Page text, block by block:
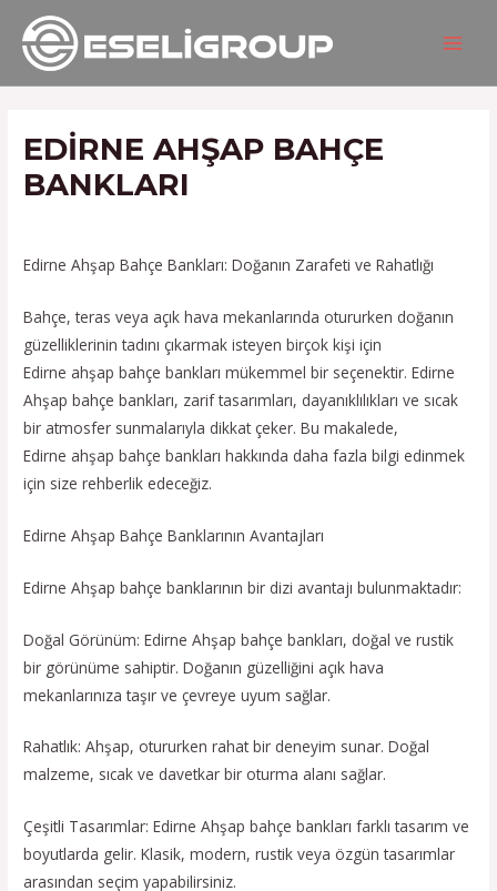
İçeriğe
atla
EDIRNE AHŞAP BAHÇE
BANKLARI
Edirne Ahşap Bahçe Bankları: Doğanın Zarafeti ve Rahatlığı
Bahçe, teras veya açık hava mekanlarında otururken doğanın
güzelliklerinin tadını çıkarmak isteyen birçok kişi için
Edirne ahşap bahçe bankları mükemmel bir seçenektir. Edirne
Ahşap bahçe bankları, zarif tasarımları, dayanıklılıkları ve sıcak
bir atmosfer sunmalarıyla dikkat çeker. Bu makalede,
Edirne ahşap bahçe bankları hakkında daha fazla bilgi edinmek
için size rehberlik edeceğiz.
Edirne Ahşap Bahçe Banklarının Avantajları
Edirne Ahşap bahçe banklarının bir dizi avantajı bulunmaktadır:
Doğal Görünüm: Edirne Ahşap bahçe bankları, doğal ve rustik
bir görünüme sahiptir. Doğanın güzelliğini açık hava
mekanlarınıza taşır ve çevreye uyum sağlar.
Rahatlık: Ahşap, otururken rahat bir deneyim sunar. Doğal
malzeme, sıcak ve davetkar bir oturma alanı sağlar.
Çeşitli Tasarımlar: Edirne Ahşap bahçe bankları farklı tasarım ve
boyutlarda gelir. Klasik, modern, rustik veya özgün tasarımlar
arasından seçim yapabilirsiniz.
Yazı
gezinmesi